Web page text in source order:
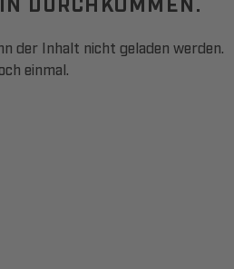
der Inhalt nicht geladen werden.
einmal.